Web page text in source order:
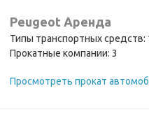
Peugeot Аренда
Типы транспортных средств:
Прокатные компании: 3